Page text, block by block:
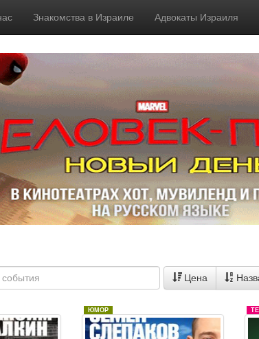
Знакомства в Израиле Адвокаты Израиля
Цена
ЮМОР